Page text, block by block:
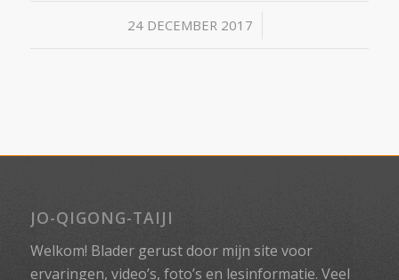
24 DECEMBER 2017
/
JO-QIGONG-TAIJI
Welkom! Blader gerust door mijn site voor
ervaringen, video’s, foto’s en lesinformatie. Veel